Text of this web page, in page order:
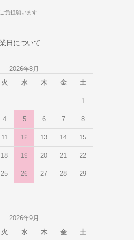
負担願います
日について
2026年8月
火 水 木 金 土
1
4 5 6 7 8
11 12 13 14 15
18 19 20 21 22
25 26 27 28 29
2026年9月
火 水 木 金 土